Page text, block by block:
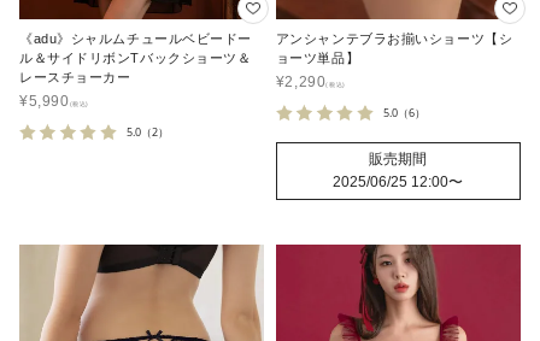
《adu》シャルムチュールベビードー
ル＆サイドリボンTバックショーツ＆
レースチョーカー
¥5,990
5.0 （2）
アンシャンテブラお揃いショーツ【シ
ョーツ単品】
¥2,290
5.0（6）
販売期間
2025/06/25 12:00〜